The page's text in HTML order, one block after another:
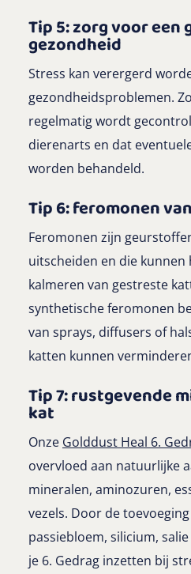
Tip 5: zorg voor een
gezondheid
Stress kan verergerd
gezondheidsproblemen.
regelmatig wordt
dierenarts en dat
worden behandeld.
Tip 6: feromonen
Feromonen zijn
uitscheiden en die kunnen
kalmeren van gestreste
synthetische feromonen
van sprays, diffusers of
katten kunnen
Tip 7: rustgevende
kat
Onze Golddust Heal 6.
overvloed aan natuurlijke
mineralen, aminozuren,
vezels. Door de
passiebloem, silicium,
je 6. Gedrag inzetten bij